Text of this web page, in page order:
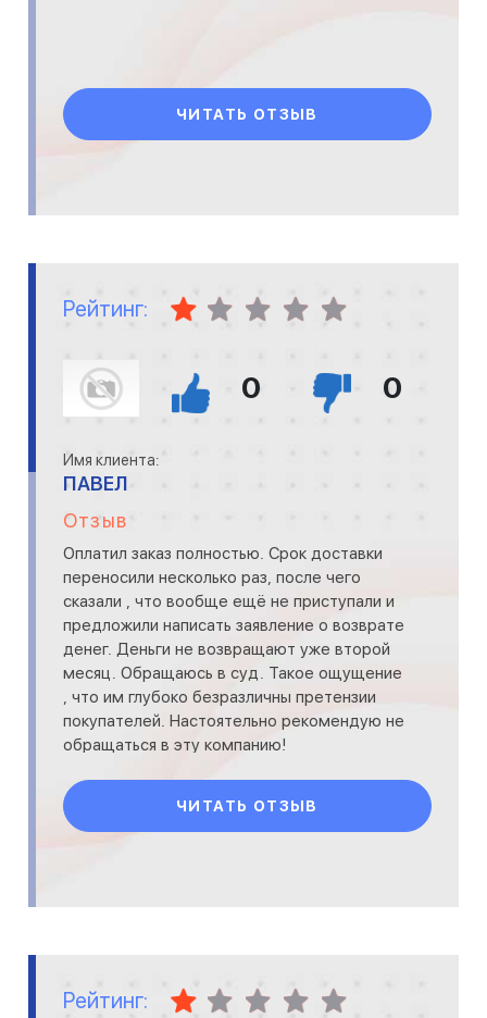
ЧИТАТЬ ОТЗЫВ
Рейтинг:
0 0
Имя клиента:
ПАВЕЛ
Отзыв
Оплатил заказ полностью. Срок доставки
переносили несколько раз, после чего
сказали , что вообще ещё не приступали и
предложили написать заявление о возврате
денег. Деньги не возвращают уже второй
месяц. Обращаюсь в суд. Такое ощущение
, что им глубоко безразличны претензии
покупателей. Настоятельно рекомендую не
обращаться в эту компанию!
ЧИТАТЬ ОТЗЫВ
Рейтинг: